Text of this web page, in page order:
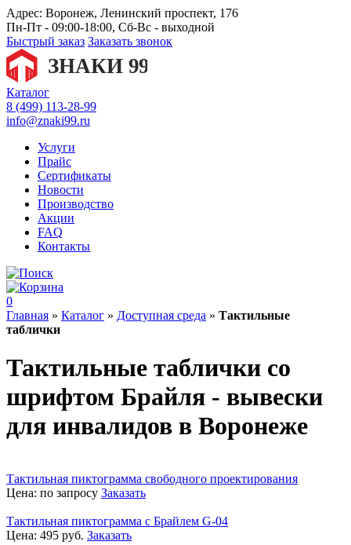
Адрес: Воронеж, Ленинский проспект, 176
Пн-Пт - 09:00-18:00, Сб-Вс - выходной
Быстрый заказ Заказать звонок
Каталог
8 (499) 113-28-99
info@znaki99.ru
Услуги
Прайс
Сертификаты
Новости
Производство
Акции
FAQ
Контакты
0
Главная » Каталог » Доступная среда » Тактильные
таблички
Тактильные таблички со
шрифтом Брайля - вывески
для инвалидов в Воронеже
Тактильная пиктограмма свободного проектирования
Цена: по запросу Заказать
Тактильная пиктограмма с Брайлем G-04
Цена: 495 руб. Заказать